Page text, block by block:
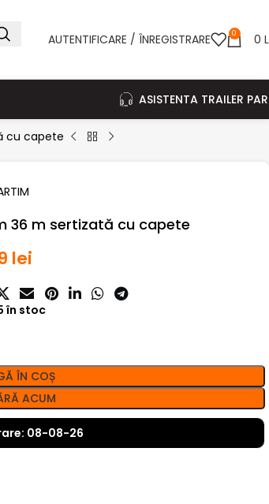
AUTENTIFICARE / ÎNREGISTRARE 0 0
ASISTENTA TRAILER
cu capete
36 m sertizată cu capete
lei
în stoc
ÎN COȘ
ACUM
08-08-26